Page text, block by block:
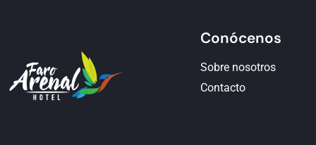
Conócenos
Sobre nosotros
Contacto